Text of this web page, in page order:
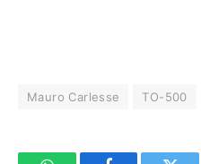
Mauro Carlesse TO-500